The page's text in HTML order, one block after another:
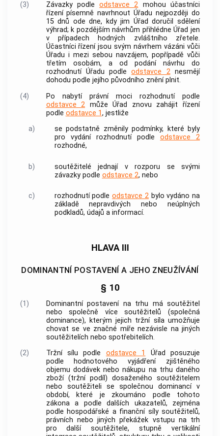
(3)
Závazky podleodstavce 2 mohou účastníci
řízení písemně navrhnout Úřadu nejpozději do
15 dnů ode dne, kdy jim Úřad doručil sdělení
výhrad; k pozdějším návrhům přihlédne Úřad jen
v případech hodných zvláštního zřetele.
Účastníci řízení jsou svým návrhem vázáni vůči
Úřadu i mezi sebou navzájem, popřípadě vůči
třetím osobám, a od podání návrhu do
rozhodnutí Úřadu podleodstavce 2nesmějí
dohodu podle jejího původního znění plnit.
(4)
Po nabytí právní moci rozhodnutí podle
odstavce 2 může Úřad znovu zahájit řízení
podle odstavce 1, jestliže
a)
se podstatně změnily podmínky, které byly
pro vydání rozhodnutí podle odstavce 2
rozhodné,
b) soutěžitelé jednají v rozporu se svými
závazky podle odstavce 2, nebo
c) rozhodnutí podleodstavce 2bylo vydáno na
základě nepravdivých nebo neúplných
podkladů, údajů a informací.
HLAVA III
DOMINANTNÍ POSTAVENÍ A JEHO ZNEUŽÍVÁNÍ
§ 10
(1) Dominantní postavení na trhu má soutěžitel
nebo společně vícesoutěžitelů (společná
dominance), kterým jejich tržní síla umožňuje
chovat se ve značné míře nezávisle na jiných
soutěžitelích nebo spotřebitelích.
(2)
Tržní sílu podle odstavce 1
Úřad posuzuje
podle hodnotového vyjádření zjištěného
objemu dodávek nebo nákupu na trhu daného
zboží (tržní podíl) dosaženého soutěžitelem
nebo soutěžiteli se společnou dominancí v
období, které je zkoumáno podle tohoto
zákona a podle dalších ukazatelů, zejména
podle hospodářské a finanční síly soutěžitelů,
právních nebo jiných překážek vstupu na trh
pro dalšísoutěžitele, stupně vertikální